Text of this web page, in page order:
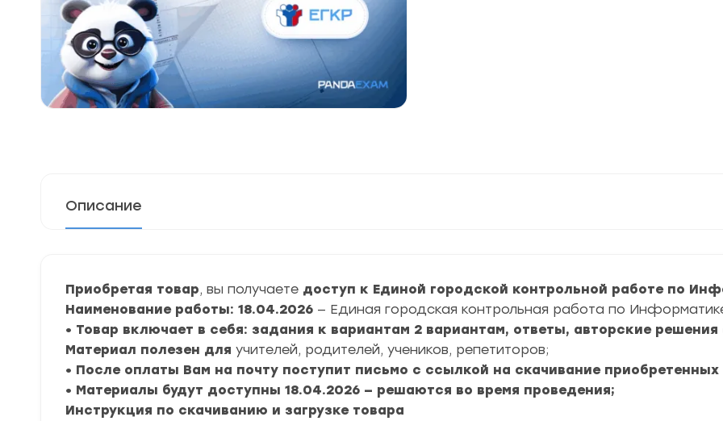
Описание
Приобретая товар, вы получаете доступ к Единой городской контрольной работе по
Наименование работы: 18.04.2026 — Единая городская контрольная работа по Информатике
• Товар включает в себя: задания к вариантам 2 вариантам, ответы, авторские решения
Материал полезен для учителей, родителей, учеников, репетиторов;
• После оплаты Вам на почту поступит письмо с ссылкой на скачивание приобретенных
• Материалы будут доступны 18.04.2026 — решаются во время проведения;
Инструкция по скачиванию и загрузке товара